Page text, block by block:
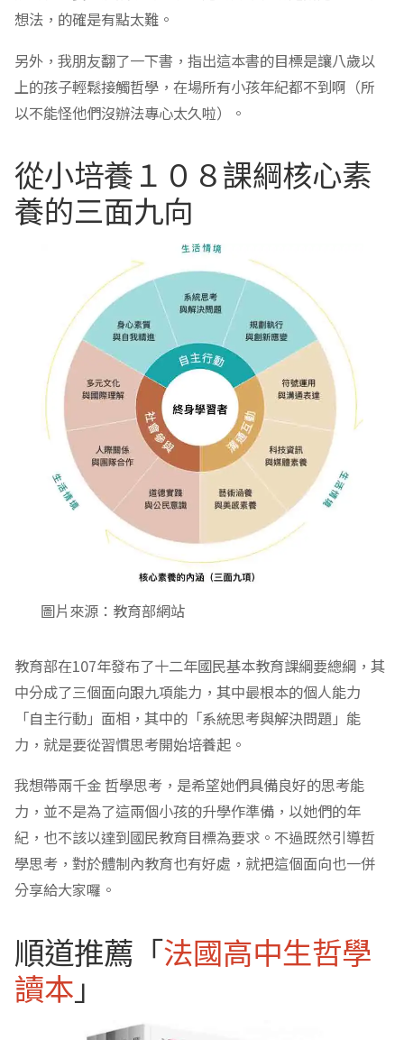
想法，的確是有點太難。
另外，我朋友翻了一下書，指出這本書的目標是讓八歲以
上的孩子輕鬆接觸哲學，在場所有小孩年紀都不到啊（所
以不能怪他們沒辦法專心太久啦）。
從小培養１０８課綱核心素
養的三面九向
圖片來源：教育部網站
教育部在107年發布了十二年國民基本教育課綱要總綱，其
中分成了三個面向跟九項能力，其中最根本的個人能力
「自主行動」面相，其中的「系統思考與解決問題」能
力，就是要從習慣思考開始培養起。
我想帶兩千金 哲學思考，是希望她們具備良好的思考能
力，並不是為了這兩個小孩的升學作準備，以她們的年
紀，也不該以達到國民教育目標為要求。不過既然引導哲
學思考，對於體制內教育也有好處，就把這個面向也一併
分享給大家囉。
順道推薦「法國高中生哲學
讀本 」